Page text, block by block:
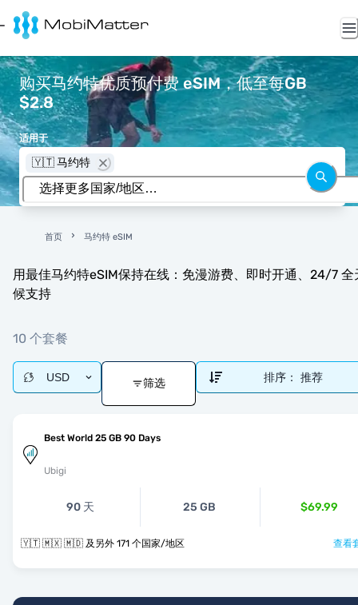
购买马约特优质预付费 eSIM，低至每GB
$2.8
适用于
🇾🇹 马约特
首页 马约特 eSIM
用最佳马约特eSIM保持在线：免漫游费、即时开通、24/7 全
候支持
10 个套餐
USD 筛选 排序： 推荐
Best World 25 GB 90 Days
Ubigi
90 天 25 GB $69.99
🇾🇹 🇲🇽 🇲🇩 及另外 171 个国家/地区 查看